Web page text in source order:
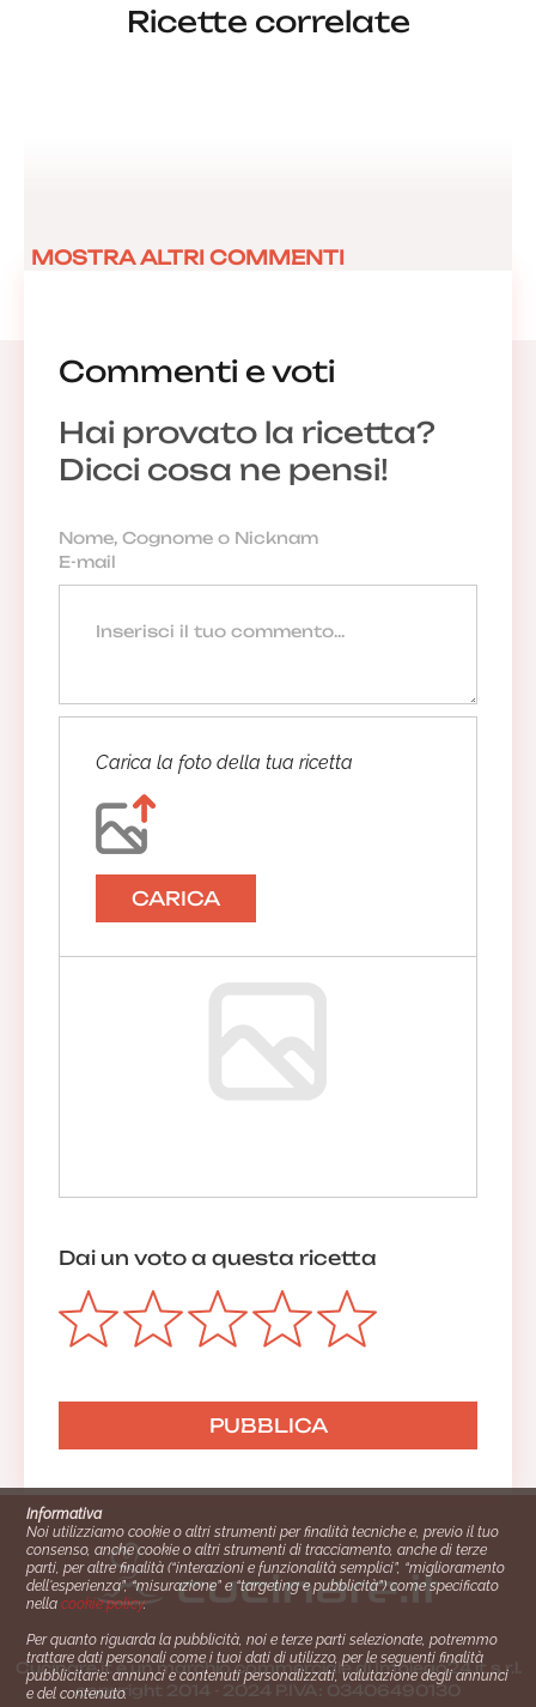
Ricette correlate
Commenti e voti
Hai provato la ricetta?
Dicci cosa ne pensi!
Carica la foto della tua ricetta
CARICA
Dai un voto a questa ricetta
MOSTRA ALTRI COMMENTI
Cucinare.it è un marchio commerciale di Impiego24.it s.r.l.
copyright 2014 - 2024 P.IVA: 03406490130
Informativa
Noi utilizziamo cookie o altri strumenti per finalità tecniche e, previo il tuo
consenso, anche cookie o altri strumenti di tracciamento, anche di terze
parti, per altre finalità (“interazioni e funzionalità semplici”, “miglioramento
dell'esperienza”, “misurazione” e “targeting e pubblicità”) come specificato
nellacookie policy.
Per quanto riguarda la pubblicità, noi e terze parti selezionate, potremmo
trattare dati personali come i tuoi dati di utilizzo, per le seguenti finalità
pubblicitarie: annunci e contenuti personalizzati, valutazione degli annunci
e del contenuto.